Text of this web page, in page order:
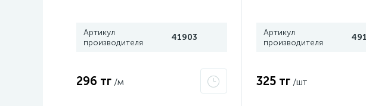
Артикул
производителя
41903
296 тг /м
(-40град.C — +60град.C)
(уп.500м) Hyp
Артикул
производителя
325 тг /шт